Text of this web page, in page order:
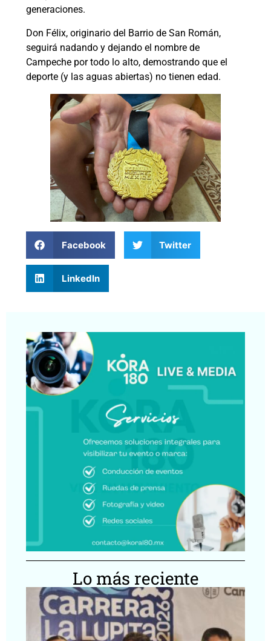
generaciones.
Don Félix, originario del Barrio de San Román,
seguirá nadando y dejando el nombre de
Campeche por todo lo alto, demostrando que el
deporte (y las aguas abiertas) no tienen edad.
Facebook Twitter
LinkedIn
Lo más reciente